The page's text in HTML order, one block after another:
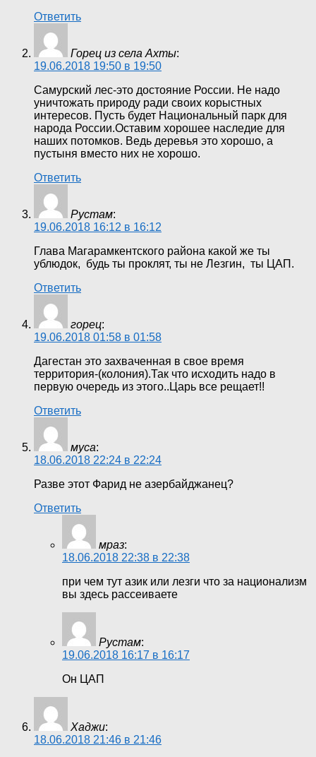
Ответить
Горец из села Ахты:
19.06.2018 19:50 в 19:50
Самурский лес-это достояние России. Не надо
уничтожать природу ради своих корыстных
интересов. Пусть будет Национальный парк для
народа России.Оставим хорошее наследие для
наших потомков. Ведь деревья это хорошо, а
пустыня вместо них не хорошо.
Ответить
Рустам:
19.06.2018 16:12 в 16:12
Глава Магарамкентского района какой же ты
ублюдок, будь ты проклят, ты не Лезгин, ты ЦАП.
Ответить
горец:
19.06.2018 01:58 в 01:58
Дагестан это захваченная в свое время
территория-(колония).Так что исходить надо в
первую очередь из этого..Царь все рещает!!
Ответить
муса:
18.06.2018 22:24 в 22:24
Разве этот Фарид не азербайджанец?
Ответить
мраз:
18.06.2018 22:38 в 22:38
при чем тут азик или лезги что за национализм
вы здесь рассеиваете
Рустам:
19.06.2018 16:17 в 16:17
Он ЦАП
Хаджи:
18.06.2018 21:46 в 21:46